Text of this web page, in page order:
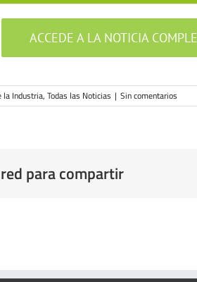
ACCEDE A LA NOTICIA
la Industria, Todas las Noticias | Sin comentarios
para compartir